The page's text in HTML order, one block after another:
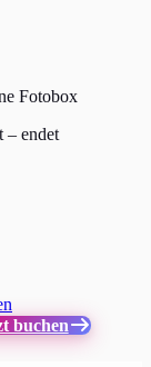
Fotobox
– endet
buchen